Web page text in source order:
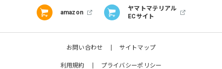
amazon
ヤマトマテリアル
ECサイト
お問い合わせ サイトマップ
利用規約 プライバシーポリシー